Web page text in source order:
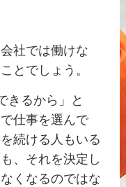
社では働けな
とでしょう。
きるから」と
仕事を選んで
続ける人もいる
、それを決定し
くなるのではな